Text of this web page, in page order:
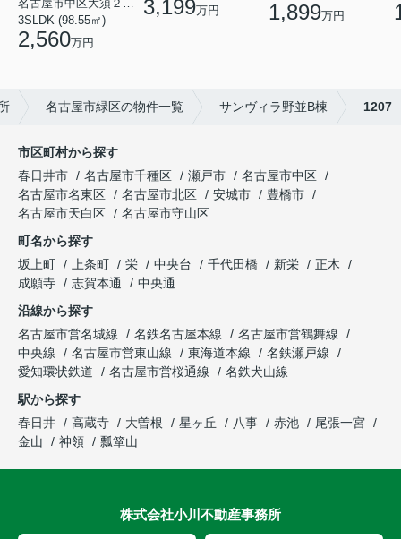
3SLDK (98.55㎡)
2,560万円
3,199万円 1,899万円
名古屋市緑区の物件一覧 サンヴィラ野並B棟 1207
市区町村から探す
春日井市
名古屋市千種区 瀬戸市
名古屋市中区
名古屋市名東区
名古屋市北区 安城市
豊橋市
名古屋市天白区
名古屋市守山区
町名から探す
坂上町
上条町 栄 中央台 千代田橋 新栄
正木
成願寺
志賀本通
中央通
沿線から探す
名古屋市営名城線
名鉄名古屋本線
名古屋市営鶴舞線
中央線
名古屋市営東山線 東海道本線
名鉄瀬戸線
愛知環状鉄道
名古屋市営桜通線
名鉄犬山線
駅から探す
春日井
高蔵寺 大曽根 星ヶ丘 八事 赤池
尾張一宮
金山
神領 瓢箪山
株式会社小川不動産事務所